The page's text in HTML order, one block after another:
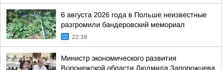
6 августа 2026 года в Польше неизвестные
разгромили бандеровский мемориал
22:39
Министр экономического развития
Воронежской области Людмила Запорожцева